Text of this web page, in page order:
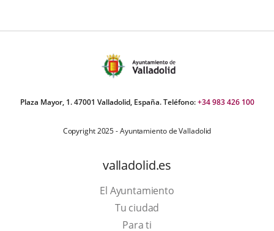
Plaza Mayor, 1. 47001 Valladolid, España. Teléfono:+34 983 426 100
Copyright 2025 - Ayuntamiento de Valladolid
valladolid.es
El Ayuntamiento
Tu ciudad
Para ti